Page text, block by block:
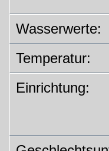
Wasserwerte:
Temperatur:
Einrichtung: